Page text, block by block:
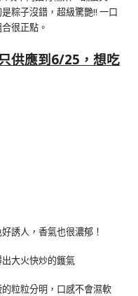
粽子沒錯，超級驚艷!! 一口
很正點。
供應到6/25，想吃
誘人，香氣也很濃郁！
大火快炒的鑊氣
粒粒分明，口感不會濕軟